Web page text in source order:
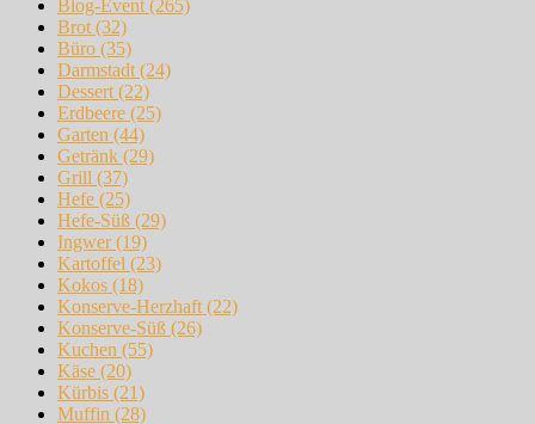
Blog-Event (265)
Brot (32)
Büro (35)
Darmstadt (24)
Dessert (22)
Erdbeere (25)
Garten (44)
Getränk (29)
Grill (37)
Hefe (25)
Hefe-Süß (29)
Ingwer(19)
Kartoffel (23)
Kokos (18)
Konserve-Herzhaft (22)
Konserve-Süß (26)
Kuchen (55)
Käse (20)
Kürbis (21)
Muffin (28)